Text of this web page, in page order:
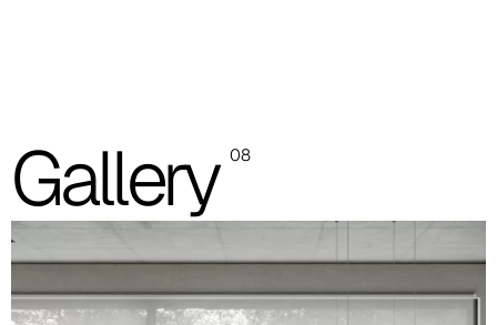
A 31F
A 32F
A 29F
A 37F
Gallery 08